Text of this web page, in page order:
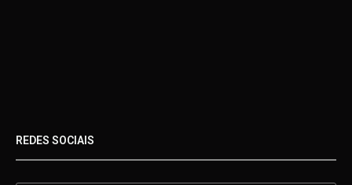
REDES SOCIAIS